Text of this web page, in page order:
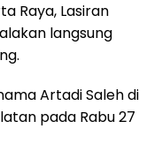
Raya, Lasiran
langsung
Artadi Saleh di
pada Rabu 27